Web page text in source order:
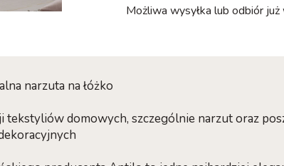
Możliwa wysyłka lub odbiór
narzuta na łóżko
tekstyliów domowych, szczególnie narzut oraz